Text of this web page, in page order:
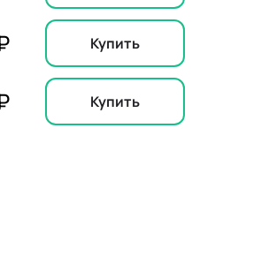
Купить
Купить